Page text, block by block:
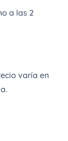
a las 2
varía en